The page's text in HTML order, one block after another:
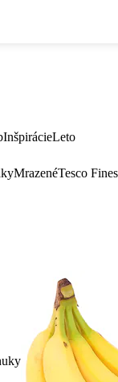
InšpirácieLeto
MrazenéTesco